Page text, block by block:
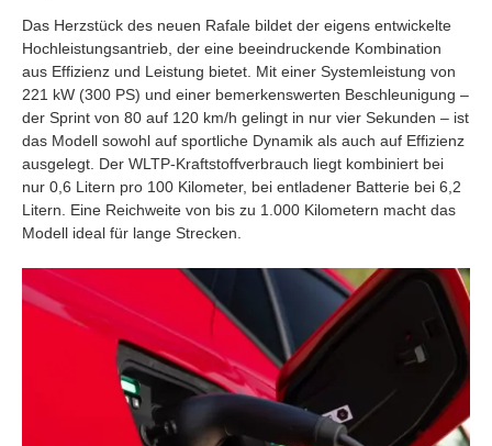
Das Herzstück des neuen Rafale bildet der eigens entwickelte
Hochleistungsantrieb, der eine beeindruckende Kombination
aus Effizienz und Leistung bietet. Mit einer Systemleistung von
221 kW (300 PS) und einer bemerkenswerten Beschleunigung –
der Sprint von 80 auf 120 km/h gelingt in nur vier Sekunden – ist
das Modell sowohl auf sportliche Dynamik als auch auf Effizienz
ausgelegt. Der WLTP-Kraftstoffverbrauch liegt kombiniert bei
nur 0,6 Litern pro 100 Kilometer, bei entladener Batterie bei 6,2
Litern. Eine Reichweite von bis zu 1.000 Kilometern macht das
Modell ideal für lange Strecken.